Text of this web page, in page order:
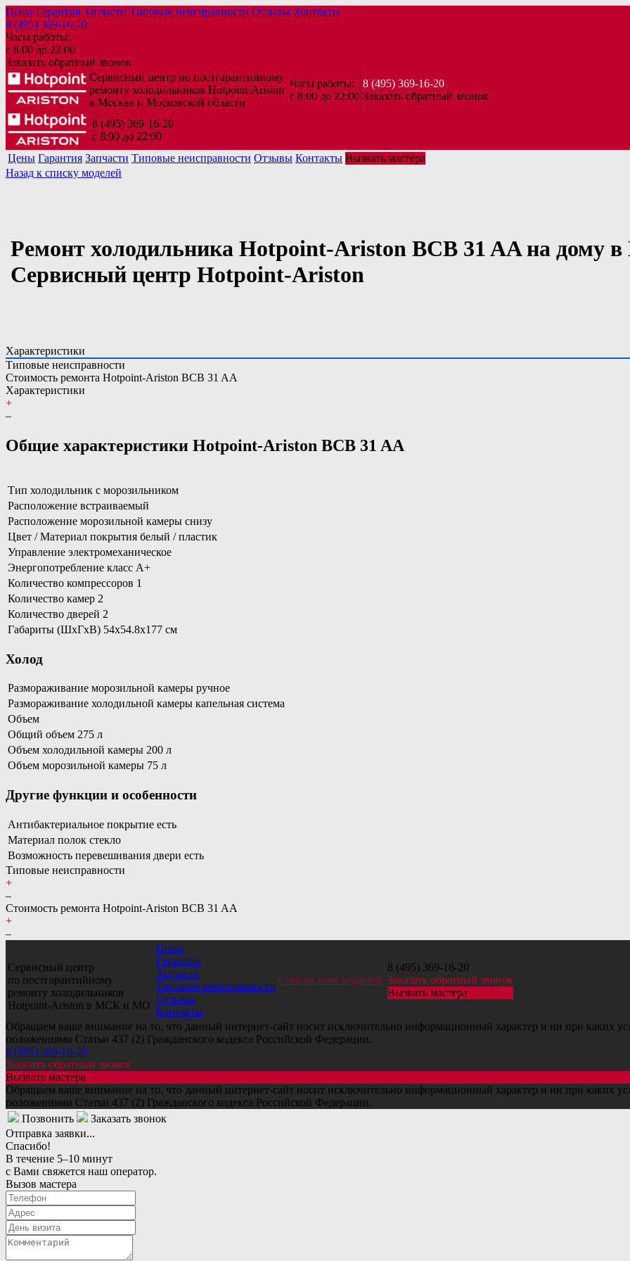
Цены Гарантия Запчасти Типовые неисправности Отзывы Контакты
8 (495) 369-16-20
Часы работы:
с 8:00 до 22:00
Заказать обратный звонок
Сервисный центр по постгарантийному
ремонту холодильников Hotpoint-Ariston
в Москве и Московской области
Часы работы:
с 8:00 до 22:00
8 (495) 369-16-20
Заказать обратный звонок
8 (495) 369-16-20
с 8:00 до 22:00
Цены Гарантия Запчасти Типовые неисправности Отзывы Контакты Вызвать мастера
Назад к списку моделей
Ремонт холодильника Hotpoint-Ariston BCB 31 AA на дому
Сервисный центр Hotpoint-Ariston
Характеристики
Типовые неисправности
Стоимость ремонта Hotpoint-Ariston BCB 31 AA
Характеристики
+
–
Общие характеристики Hotpoint-Ariston BCB 31 AA
Тип холодильник с морозильником
Расположение встраиваемый
Расположение морозильной камеры снизу
Цвет / Материал покрытия белый / пластик
Управление электромеханическое
Энергопотребление класс A+
Количество компрессоров 1
Количество камер 2
Количество дверей 2
Габариты (ШxГxВ) 54x54.8x177 см
Холод
Размораживание морозильной камеры ручное
Размораживание холодильной камеры капельная система
Объем
Общий объем 275 л
Объем холодильной камеры 200 л
Объем морозильной камеры 75 л
Другие функции и особенности
Антибактериальное покрытие есть
Материал полок стекло
Возможность перевешивания двери есть
Типовые неисправности
+
–
Стоимость ремонта Hotpoint-Ariston BCB 31 AA
+
–
Сервисный центр
по постгарантийному
ремонту холодильников
Hotpoint-Ariston в МСК и МО
Цены
Гарантия
Запчасти
Типовые неисправности
Отзывы
Контакты
Список всех моделей
8 (495) 369-16-20
Заказать обратный звонок
Вызвать мастера
Обращаем ваше внимание на то, что данный интернет-сайт носит исключительно информационный характер и ни при каких
положениями Статьи 437 (2) Гражданского кодекса Российской Федерации.
8 (495) 369-16-20
Заказать обратный звонок
Вызвать мастера
Обращаем ваше внимание на то, что данный интернет-сайт носит исключительно информационный характер и ни при каких
положениями Статьи 437 (2) Гражданского кодекса Российской Федерации.
Позвонить
Заказать звонок
Отправка заявки...
Спасибо!
В течение 5–10 минут
с Вами свяжется наш оператор.
Вызов мастера